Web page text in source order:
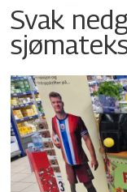
Svak